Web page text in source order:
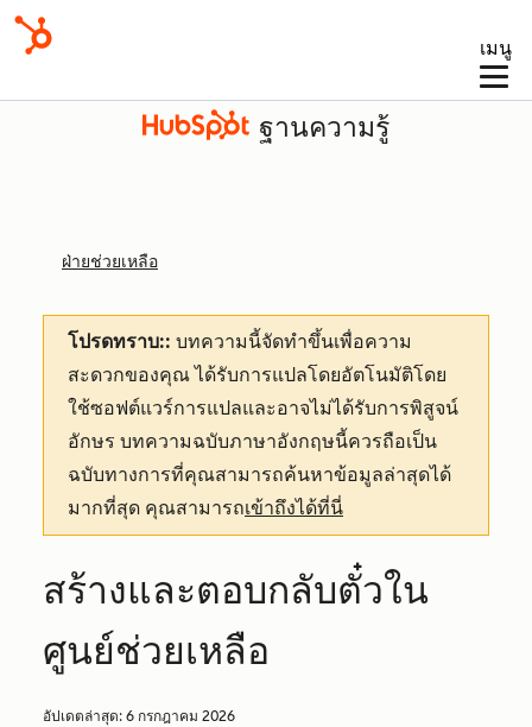
เมนู
ฐานความรู้
ฝ่ายช่วยเหลือ
โปรดทราบ:: บทความนี้จัดทำขึ้นเพื่อความ
สะดวกของคุณได้รับการแปลโดยอัตโนมัติโดย
ใช้ซอฟต์แวร์การแปลและอาจไม่ได้รับการพิสูจน์
อักษร บทความฉบับภาษาอังกฤษนี้ควรถือเป็น
ฉบับทางการที่คุณสามารถค้นหาข้อมูลล่าสุดได้
มากที่สุด คุณสามารถเข้าถึงได้ที่นี่
สร้างและตอบกลับตั๋วใน
ศูนย์ช่วยเหลือ
อัปเดตล่าสุด: 6 กรกฎาคม 2026